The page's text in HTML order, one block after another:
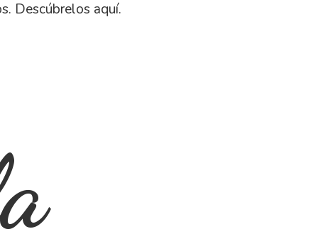
Descúbrelos aquí.